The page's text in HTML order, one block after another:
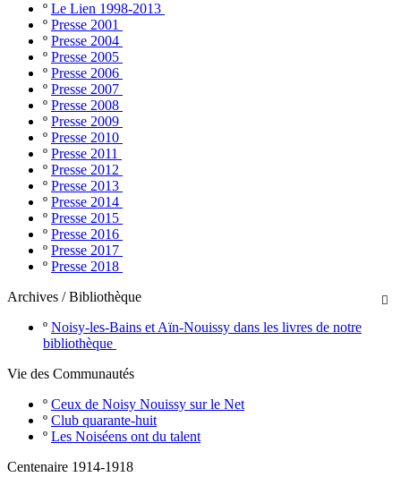
º Le Lien 1998-2013
º Presse 2001
º Presse 2004
º Presse 2005
º Presse 2006
º Presse 2007
º Presse 2008
º Presse 2009
º Presse 2010
º Presse 2011
º Presse 2012
º Presse 2013
º Presse 2014
º Presse 2015
º Presse 2016
º Presse 2017
º Presse 2018

Archives / Bibliothèque
º Noisy-les-Bains et Aïn-Nouissy dans les livres de notre
bibliothèque
Vie des Communautés
º Ceux de Noisy Nouissy sur le Net
º Club quarante-huit
º Les Noiséens ont du talent
Centenaire 1914-1918